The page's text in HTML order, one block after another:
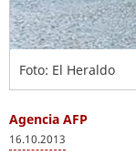
Foto: El Heraldo
Agencia AFP
16.10.2013